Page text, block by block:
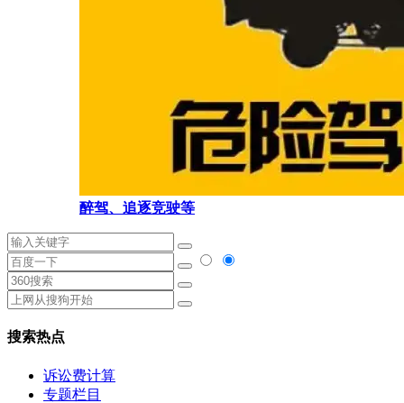
醉驾、追逐竞驶等
搜索热点
诉讼费计算
专题栏目